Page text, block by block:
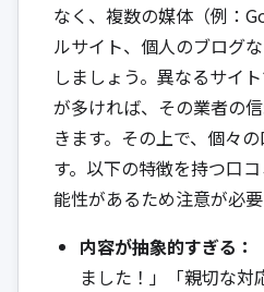
なく、複数の媒体（例：
ルサイト、個人のブログ
しましょう。異なるサイ
が多ければ、その業者の
きます。その上で、個々
す。以下の特徴を持つ口
能性があるため注意が必要
内容が抽象的すぎる：
ました！」「親切な対